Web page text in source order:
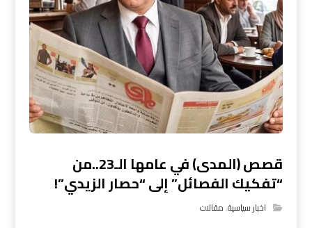
قصص (المدى) في عامها الـ23..من
“تفكيك الفصائل” إلى “حصار الزيدي”!
اخبار سياسية,مقالات